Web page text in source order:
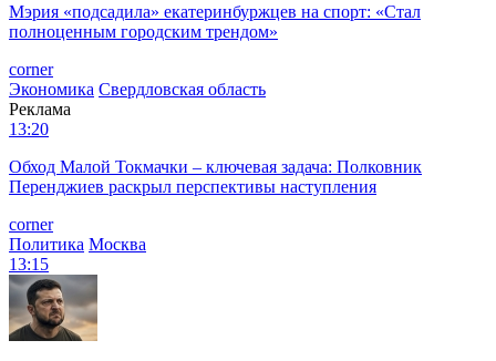
Мэрия «подсадила» екатеринбуржцев на спорт: «Стал
полноценным городским трендом»
corner
Экономика Свердловская область
Реклама
13:20
Обход Малой Токмачки – ключевая задача: Полковник
Перенджиев раскрыл перспективы наступления
corner
Политика Москва
13:15